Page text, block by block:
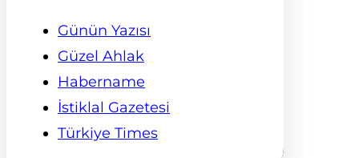
Günün Yazısı
Güzel Ahlak
Habername
İstiklal Gazetesi
Türkiye Times